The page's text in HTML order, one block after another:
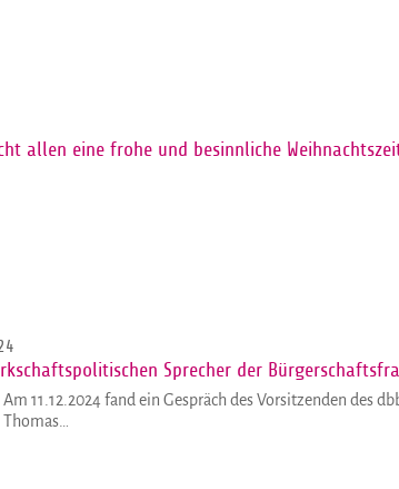
allen eine frohe und besinnliche
Sprecher der
Am 11.12.2024 fand ein Gespräch des Vorsitzenden des
Thomas…